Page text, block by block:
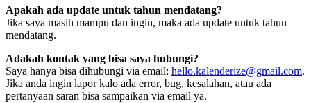
Apakah ada update untuk tahun mendatang?
Jika saya masih mampu dan ingin, maka ada update untuk tahun
mendatang.
Adakah kontak yang bisa saya hubungi?
Saya hanya bisa dihubungi via email: hello.kalenderize@gmail.com.
Jika anda ingin lapor kalo ada error, bug, kesalahan, atau ada
pertanyaan saran bisa sampaikan via email ya.